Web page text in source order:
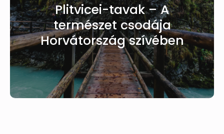
Plitvicei-tavak – A
természet csodája
Horvátország szívében